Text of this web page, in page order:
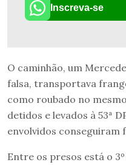
Inscreva-se
O caminhão, um
falsa, transportava
como roubado no
detidos e levados à 53ª
envolvidos conseguiram
Entre os presos está o